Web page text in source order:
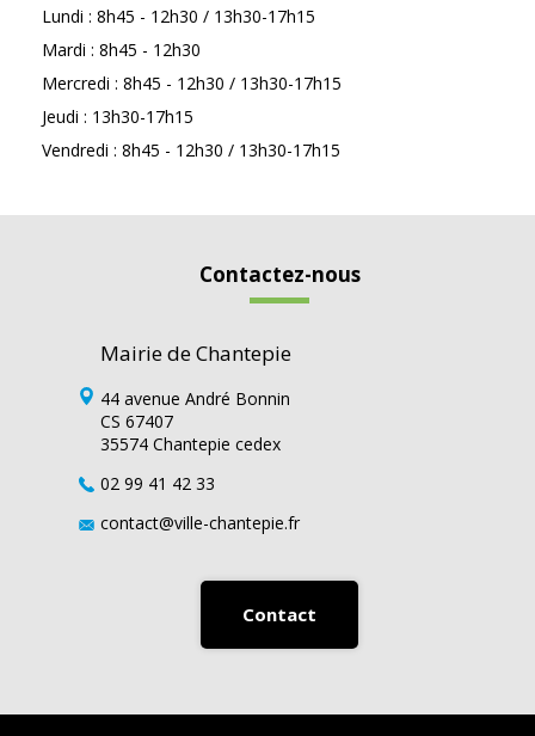
Lundi : 8h45 - 12h30 / 13h30-17h15
Mardi : 8h45 - 12h30
Mercredi : 8h45 - 12h30 / 13h30-17h15
Jeudi : 13h30-17h15
Vendredi : 8h45 - 12h30 / 13h30-17h15
Contactez-nous
Mairie de Chantepie
44 avenue André Bonnin
CS 67407
35574 Chantepie cedex
02 99 41 42 33
contact@ville-chantepie.fr
Contact